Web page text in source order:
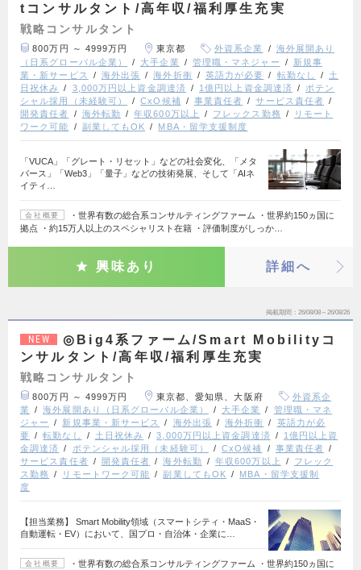
tコンサルタント/高年収/福利厚生充実
戦略コンサルタント
800万円 ～ 4999万円 東京都 外資系企業
海外展開あり
（日系グローバル企業）
大手企業 管理職・マネジャー
新規事
業・新サービス
海外出張 海外折衝 英語力が必要 転勤なし
土
日祝休み
3,000万円以上資金調達済 1億円以上資金調達済
ポテン
シャル採用（未経験可）
CxO候補 事業責任者
サービス責任者
開発責任者
海外転勤 年収600万以上 フレックス勤務
リモート
ワーク可能
副業してもOK MBA・留学支援制度
「VUCA」「グレート・リセット」などの社会変化、「メタ
バース」「Web3」「量子」などの技術発展、そして「AIネ
イティ…
会社概要
・世界有数の総合系コンサルティングファーム ・世界約150ヵ国に
拠点 ・約15万人以上のスペシャリスト在籍 ・評価制度がしっか…
興味あり 詳細へ
掲載期間 26/08/08～26/08/26
NEW
◎Big4系ファーム/Smart Mobilityコ
ンサルタント/高年収/福利厚生充実
戦略コンサルタント
800万円 ～ 4999万円 東京都、愛知県、大阪府
外資系企
業
海外展開あり（日系グローバル企業） 大手企業
管理職・マネ
ジャー
新規事業・新サービス 海外出張 海外折衝
英語力が必
要
転勤なし 土日祝休み 3,000万円以上資金調達済
1億円以上資
金調達済
ポテンシャル採用（未経験可） CxO候補
事業責任者
サービス責任者
開発責任者 海外転勤 年収600万以上
フレック
ス勤務
リモートワーク可能 副業してもOK
MBA・留学支援制
度
【担当業務】 Smart Mobility領域（スマートシティ・MaaS・
自動運転・EV）において、国プロ・自治体・企業に…
会社概要
・世界有数の総合系コンサルティングファーム ・世界約150ヵ国に